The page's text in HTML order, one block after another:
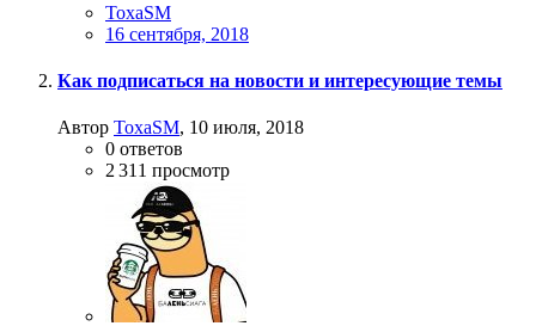
ToxaSM
16 сентября, 2018
Как подписаться на новости и интересующие темы
Автор ToxaSM, 10 июля, 2018
0 ответов
2 311 просмотр